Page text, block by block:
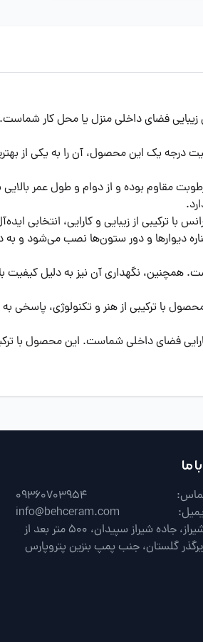
زیبایی فضای داخلی منزل یا محل کار
کیفیت درجه یک این محصول، آن را به یکی از
در برابر خط و خش و رطوبت مقاوم بوده و از دوام و
از زیبایی و کارایی، انتخابی
دیوارها و دور ستون‌ها نصب می‌شود و
نگهداری آن نیز به دلیل کیفیت
با ترکیبی از هنر و تکنولوژی، پاسخی
فضای داخلی شماست. این محصول با
ما
09360703954
info@behceram.com
فارس، شیراز، جاده شیراز سپیدان، 500 متر بعد از
گلستان، جنب پمپ بنزین پتروپارس